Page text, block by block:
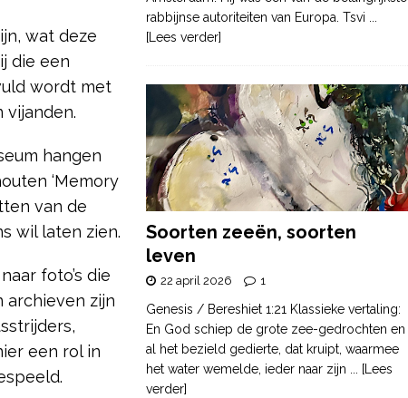
wat deze
die een
wordt met
vijanden.
hangen
‘Memory
van de
wil laten zien.
foto’s die
archieven zijn
een rol in
rabbijnse autoriteiten van Europa. Tsvi
[Lees verder]
Soorten zeeën, soorten
leven
22 april 2026 1
Genesis / Bereshiet 1:21 Klassieke vertaling:
En God schiep de grote zee-gedrochten en
al het bezield gedierte, dat kruipt, waarmee
het water wemelde, ieder naar zijn ... [Lees
verder]